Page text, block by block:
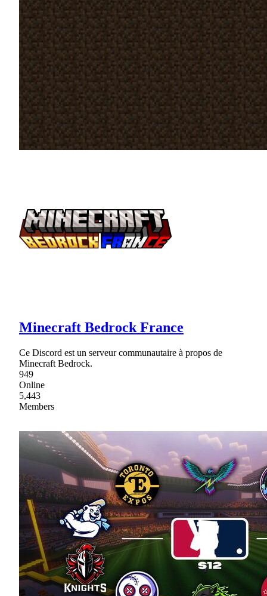
Minecraft Bedrock France
Ce Discord est un serveur communautaire à propos de
Minecraft Bedrock.
949
Online
5,443
Members